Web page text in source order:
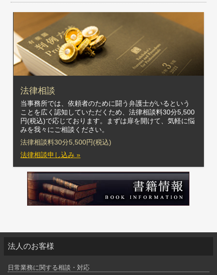
法律相談
当事務所では、依頼者のために闘う弁護士がいるという
ことを広く認知していただくため、法律相談料30分5,500
円(税込)で応じております。まずは扉を開けて、気軽に悩
みを我々にご相談ください。
法律相談料30分5,500円(税込)
法律相談申し込み »
法人のお客様
日常業務に関する相談・対応